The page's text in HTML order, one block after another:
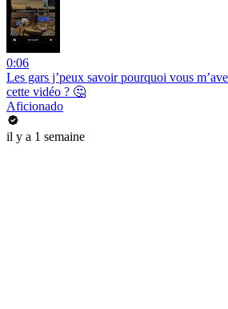
0:06
Les gars j’peux savoir pourquoi vous
cette vidéo ? 🤔
Aficionado
il y a 1 semaine